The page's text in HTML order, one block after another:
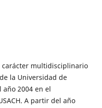
carácter multidisciplinario
la Universidad de
año 2004 en el
A partir del año